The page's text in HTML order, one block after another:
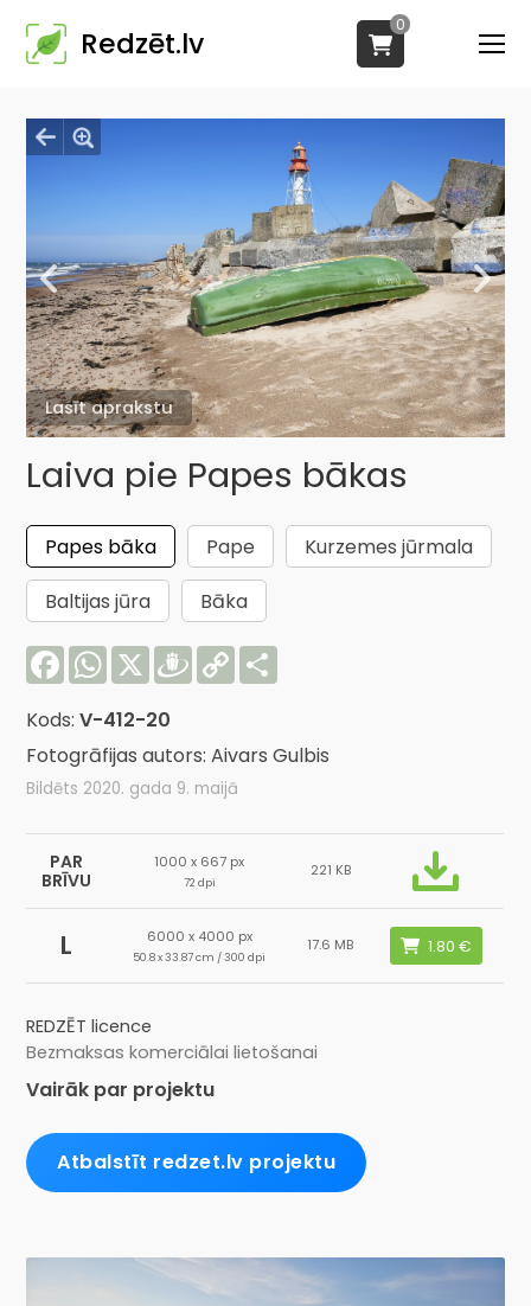
Redzēt.lv
0
Lasīt aprakstu
Laiva pie Papes bākas
Papes bāka Pape
Kurzemes jūrmala
Baltijas jūra
Bāka
FacebookWhatsApp
X Draugiem
Copy
Link
Kods:V-412-20
Fotogrāfijas autors: Aivars Gulbis
Bildēts 2020. gada 9. maijā
PAR
BRĪVU
1000 x 667 px
72 dpi
221 KB
L 6000 x 4000 px
50.8 x 33.87 cm / 300 dpi
17.6 MB
REDZĒT licence
Bezmaksas komerciālai lietošanai
Vairāk par projektu
Atbalstīt redzet.lv projektu